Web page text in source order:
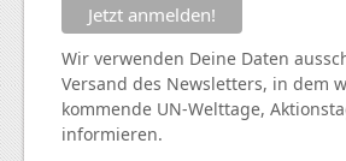
Wir verwenden Deine Daten
Versand des Newsletters, in dem
kommende UN-Welttage,
informieren.